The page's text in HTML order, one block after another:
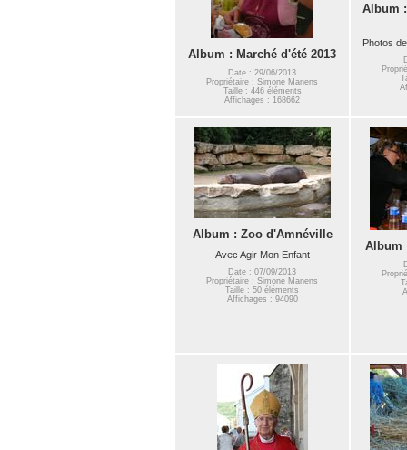
Album : Marché d'été 2013
Date : 29/06/2013
Propriétaire : Simone Manens
Taille : 446 éléments
Affichages : 168662
Album
Photos
Album : Zoo d'Amnéville
Avec Agir Mon Enfant
Date : 07/09/2013
Propriétaire : Simone Manens
Taille : 50 éléments
Affichages : 94090
Album